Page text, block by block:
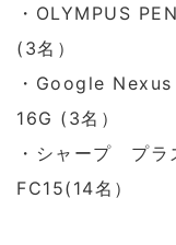
・OLYMPUS
(3名）
・Google
16G (3名）
・シャープ プラ
FC15(14名）